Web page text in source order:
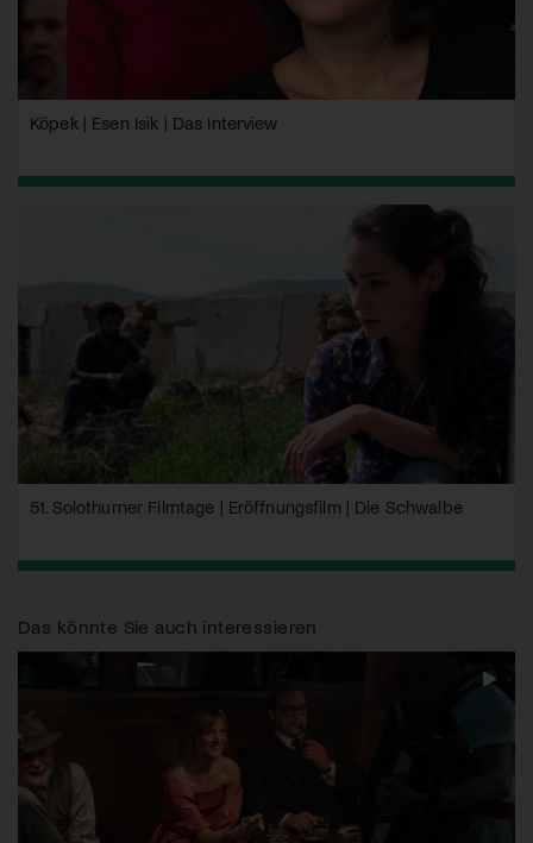
Köpek | Esen Isik | Das Interview
51. Solothurner Filmtage | Eröffnungsfilm | Die Schwalbe
Das könnte Sie auch interessieren